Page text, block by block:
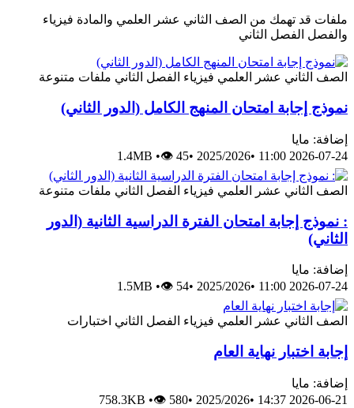
ملفات قد تهمك من الصف الثاني عشر العلمي والمادة فيزياء
والفصل الفصل الثاني
الصف الثاني عشر العلمي فيزياء الفصل الثاني ملفات متنوعة
نموذج إجابة امتحان المنهج الكامل (الدور الثاني)
إضافة: مايا
2026-07-24 11:00
•
2025/2026
•
1.4MB •👁 45
الصف الثاني عشر العلمي فيزياء الفصل الثاني ملفات متنوعة
: نموذج إجابة امتحان الفترة الدراسية الثانية (الدور
الثاني)
إضافة: مايا
2026-07-24 11:00
•
2025/2026
•
1.5MB •👁 54
الصف الثاني عشر العلمي فيزياء الفصل الثاني اختبارات
إجابة اختبار نهاية العام
إضافة: مايا
2026-06-21 14:37
•
2025/2026
•
758.3KB •👁 580